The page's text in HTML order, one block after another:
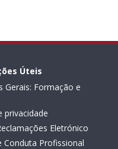
Úteis
Gerais: Formação e
privacidade
Eletrónico
Conduta Profissional